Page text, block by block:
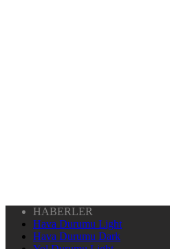
HABERLER
Hava Durumu Light
Hava Durumu Dark